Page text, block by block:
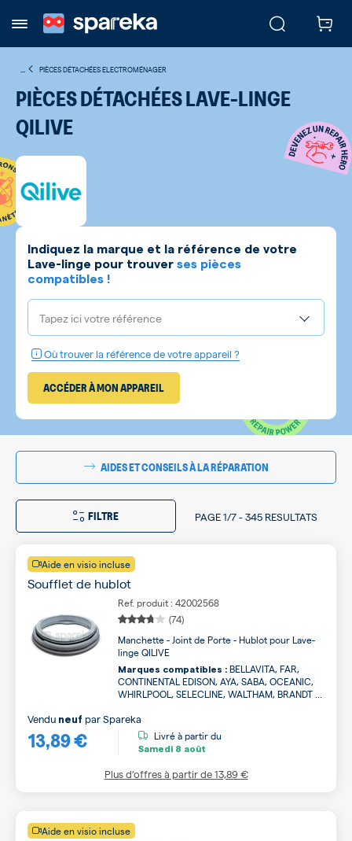
PIÈCES DÉTACHÉES ELECTROMÉNAGER
PIÈCES DÉTACHÉES LAVE-LINGE
QILIVE
Indiquez la marque et la référence de votre
Lave-linge pour trouver ses pièces
compatibles !
Tapez ici votre référence
Où trouver la référence de votre appareil ?
ACCÉDER À MON APPAREIL
AIDES ET CONSEILS À LA RÉPARATION
FILTRE PAGE1/7-345 RESULTATS
Aide en visio incluse
Soufflet de hublot
Ref. produit : 42002568
(74)
Manchette - Joint de Porte - Hublot pour Lave-
linge QILIVE
Marques compatibles : BELLAVITA, FAR,
CONTINENTAL EDISON, AYA, SABA, OCEANIC,
WHIRLPOOL, SELECLINE, WALTHAM, BRANDT ...
13,89 €
Vendu neuf parSpareka
Livré à partir du
Samedi 8 août
Plus d’offres à partir de13,89 €
Aide en visio incluse